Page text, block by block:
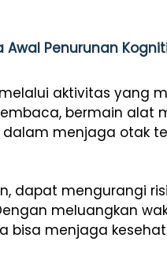
Awal Penurunan
aktivitas yang
bermain alat
menjaga otak
dapat mengurangi
meluangkan
bisa menjaga